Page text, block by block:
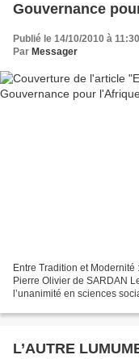
Gouvernance
Publié le 14/10/2010 à 11:30
Par Messager
Entre Tradition et Modernité
Pierre Olivier de SARDAN
l’unanimité en sciences
L’AUTRE